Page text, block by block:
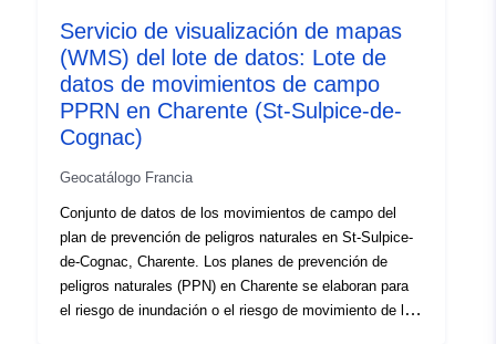
4c9f-9da7-5075f67c8c67
Tipo:
Recurso:
http://inspire.ec.europa.eu/
codelist/SpatialDataServiceType/
Servicio de visualización de mapas
(WMS) del lote de datos: Lote de
datos de movimientos de campo
PPRN en Charente (St-Sulpice-de-
Cognac)
Geocatálogo Francia
Conjunto de datos de los movimientos de campo del
plan de prevención de peligros naturales en St-Sulpice-
de-Cognac, Charente. Los planes de prevención de
peligros naturales (PPN) en Charente se elaboran para
el riesgo de inundación o el riesgo de movimiento de la